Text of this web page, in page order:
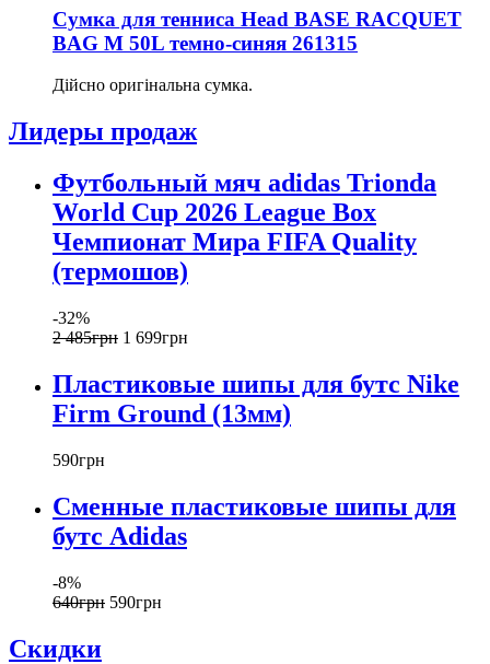
Сумка для тенниса Head BASE RACQUET
BAG M 50L темно-синяя 261315
Дійсно оригінальна сумка.
Лидеры продаж
Футбольный мяч adidas Trionda
World Cup 2026 League Box
Чемпионат Мира FIFA Quality
(термошов)
-32%
2 485грн 1 699грн
Пластиковые шипы для бутс Nike
Firm Ground (13мм)
590грн
Сменные пластиковые шипы для
бутс Adidas
-8%
640грн 590грн
Скидки